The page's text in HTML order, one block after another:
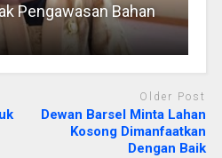
Pengawasan Bahan
Older Post
Dewan Barsel Minta Lahan
Kosong Dimanfaatkan
Dengan Baik